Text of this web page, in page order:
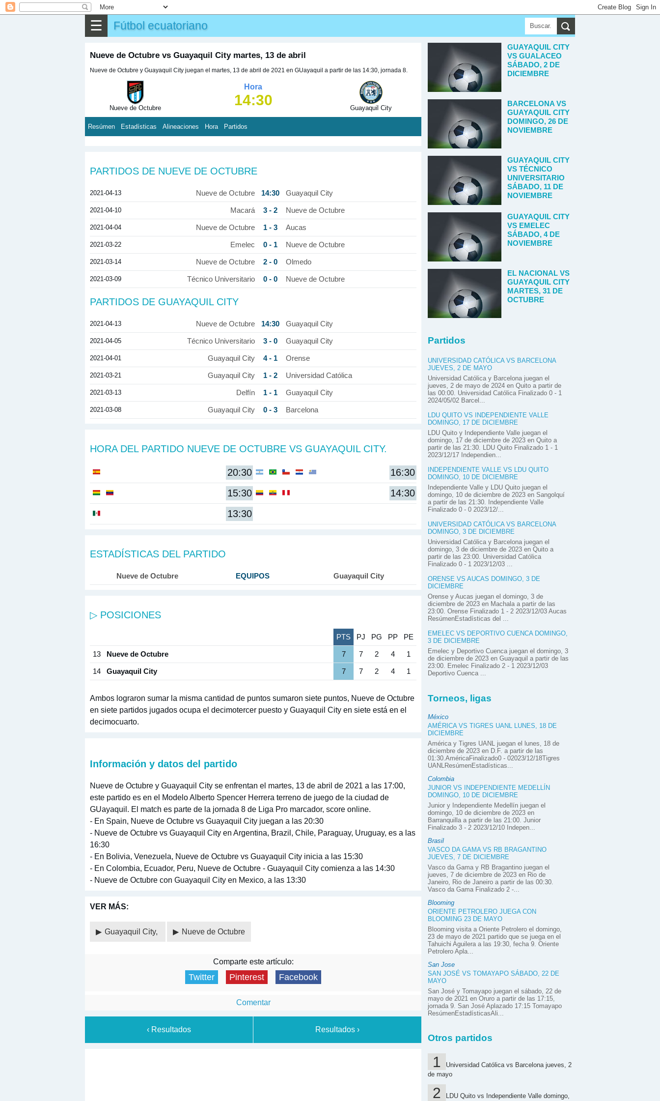
☰ Fútbol ecuatoriano
Nueve de Octubre vs Guayaquil City martes, 13 de abril
Nueve de Octubre y Guayaquil City juegan el martes, 13 de abril de 2021 en GUayaquil a partir de las 14:30, jornada 8.
Nueve de Octubre
Hora
14:30 Guayaquil City
Resúmen Estadísticas Alineaciones Hora Partidos
PARTIDOS DE NUEVE DE OCTUBRE
2021-04-13 Nueve de Octubre 14:30 Guayaquil City
2021-04-10 Macará 3 - 2 Nueve de Octubre
2021-04-04 Nueve de Octubre 1 - 3 Aucas
2021-03-22 Emelec 0 - 1 Nueve de Octubre
2021-03-14 Nueve de Octubre 2 - 0 Olmedo
2021-03-09 Técnico Universitario 0 - 0 Nueve de Octubre
PARTIDOS DE GUAYAQUIL CITY
2021-04-13 Nueve de Octubre 14:30 Guayaquil City
2021-04-05 Técnico Universitario 3 - 0 Guayaquil City
2021-04-01 Guayaquil City 4 - 1 Orense
2021-03-21 Guayaquil City 1 - 2 Universidad Católica
2021-03-13 Delfín 1 - 1 Guayaquil City
2021-03-08 Guayaquil City 0 - 3 Barcelona
HORA DEL PARTIDO NUEVE DE OCTUBRE VS GUAYAQUIL CITY.
20:30
16:30
15:30
14:30
13:30
ESTADÍSTICAS DEL PARTIDO
Nueve de Octubre EQUIPOS Guayaquil City
▷ POSICIONES
PTS PJ PG PP PE
13 Nueve de Octubre 7 7 2 4 1
14 Guayaquil City 7 7 2 4 1
Ambos lograron sumar la misma cantidad de puntos sumaron siete puntos, Nueve de Octubre
en siete partidos jugados ocupa el decimotercer puesto y Guayaquil City en siete está en el
decimocuarto.
Información y datos del partido
Nueve de Octubre y Guayaquil City se enfrentan el martes, 13 de abril de 2021 a las 17:00,
este partido es en el Modelo Alberto Spencer Herrera terreno de juego de la ciudad de
GUayaquil. El match es parte de la jornada 8 de Liga Pro marcador, score online.
- En Spain, Nueve de Octubre vs Guayaquil City juegan a las 20:30
- Nueve de Octubre vs Guayaquil City en Argentina, Brazil, Chile, Paraguay, Uruguay, es a las
16:30
- En Bolivia, Venezuela, Nueve de Octubre vs Guayaquil City inicia a las 15:30
- En Colombia, Ecuador, Peru, Nueve de Octubre - Guayaquil City comienza a las 14:30
- Nueve de Octubre con Guayaquil City en Mexico, a las 13:30
VER MÁS:
Guayaquil City, Nueve de Octubre
Comparte este artículo:
Twitter Pinterest Facebook
Comentar
‹ Resultados Resultados ›
GUAYAQUIL CITY
VS GUALACEO
SÁBADO, 2 DE
DICIEMBRE
BARCELONA VS
GUAYAQUIL CITY
DOMINGO, 26 DE
NOVIEMBRE
GUAYAQUIL CITY
VS TÉCNICO
UNIVERSITARIO
SÁBADO, 11 DE
NOVIEMBRE
GUAYAQUIL CITY
VS EMELEC
SÁBADO, 4 DE
NOVIEMBRE
EL NACIONAL VS
GUAYAQUIL CITY
MARTES, 31 DE
OCTUBRE
Partidos
UNIVERSIDAD CATÓLICA VS BARCELONA
JUEVES, 2 DE MAYO
Universidad Católica y Barcelona juegan el
jueves, 2 de mayo de 2024 en Quito a partir de
las 00:00. Universidad Católica Finalizado 0 - 1
2024/05/02 Barcel...
LDU QUITO VS INDEPENDIENTE VALLE
DOMINGO, 17 DE DICIEMBRE
LDU Quito y Independiente Valle juegan el
domingo, 17 de diciembre de 2023 en Quito a
partir de las 21:30. LDU Quito Finalizado 1 - 1
2023/12/17 Independien...
INDEPENDIENTE VALLE VS LDU QUITO
DOMINGO, 10 DE DICIEMBRE
Independiente Valle y LDU Quito juegan el
domingo, 10 de diciembre de 2023 en Sangolquí
a partir de las 21:30. Independiente Valle
Finalizado 0 - 0 2023/12/...
UNIVERSIDAD CATÓLICA VS BARCELONA
DOMINGO, 3 DE DICIEMBRE
Universidad Católica y Barcelona juegan el
domingo, 3 de diciembre de 2023 en Quito a
partir de las 23:00. Universidad Católica
Finalizado 0 - 1 2023/12/03 ...
ORENSE VS AUCAS DOMINGO, 3 DE
DICIEMBRE
Orense y Aucas juegan el domingo, 3 de
diciembre de 2023 en Machala a partir de las
23:00. Orense Finalizado 1 - 2 2023/12/03 Aucas
ResúmenEstadísticas del ...
EMELEC VS DEPORTIVO CUENCA DOMINGO,
3 DE DICIEMBRE
Emelec y Deportivo Cuenca juegan el domingo, 3
de diciembre de 2023 en Guayaquil a partir de las
23:00. Emelec Finalizado 2 - 1 2023/12/03
Deportivo Cuenca ...
Torneos, ligas
México
AMÉRICA VS TIGRES UANL LUNES, 18 DE
DICIEMBRE
América y Tigres UANL juegan el lunes, 18 de
diciembre de 2023 en D.F. a partir de las
01:30.AméricaFinalizado0 - 02023/12/18Tigres
UANLResúmenEstadísticas...
Colombia
JUNIOR VS INDEPENDIENTE MEDELLÍN
DOMINGO, 10 DE DICIEMBRE
Junior y Independiente Medellín juegan el
domingo, 10 de diciembre de 2023 en
Barranquilla a partir de las 21:00. Junior
Finalizado 3 - 2 2023/12/10 Indepen...
Brasil
VASCO DA GAMA VS RB BRAGANTINO
JUEVES, 7 DE DICIEMBRE
Vasco da Gama y RB Bragantino juegan el
jueves, 7 de diciembre de 2023 en Rio de
Janeiro, Rio de Janeiro a partir de las 00:30.
Vasco da Gama Finalizado 2 -...
Blooming
ORIENTE PETROLERO JUEGA CON
BLOOMING 23 DE MAYO
Blooming visita a Oriente Petrolero el domingo,
23 de mayo de 2021 partido que se juega en el
Tahuichi Aguilera a las 19:30, fecha 9. Oriente
Petrolero Apla...
San Jose
SAN JOSÉ VS TOMAYAPO SÁBADO, 22 DE
MAYO
San José y Tomayapo juegan el sábado, 22 de
mayo de 2021 en Oruro a partir de las 17:15,
jornada 9. San José Aplazado 17:15 Tomayapo
ResúmenEstadísticasAli...
Otros partidos
Universidad Católica vs Barcelona jueves, 2
de mayo
LDU Quito vs Independiente Valle domingo,
✎ Otros ▼